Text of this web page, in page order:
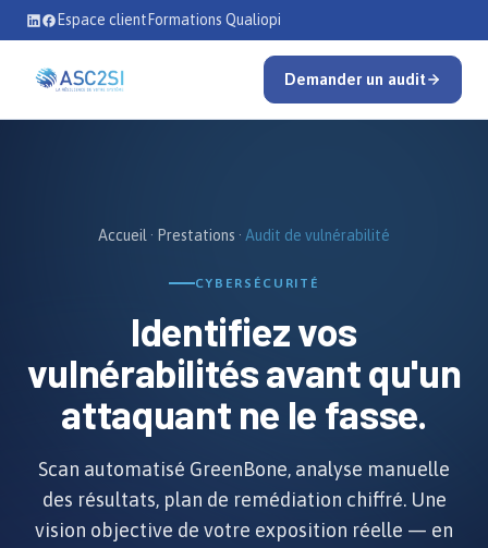
Se rendre au contenu
Espace client Formations Qualiopi
Demander un audit
Accueil · Prestations · Audit de vulnérabilité
CYBERSÉCURITÉ
Identifiez vos
vulnérabilitésavant qu'un
attaquant ne le fasse.
Scan automatisé GreenBone, analyse manuelle
des résultats, plan de remédiation chiffré. Une
vision objective de votre exposition réelle — en